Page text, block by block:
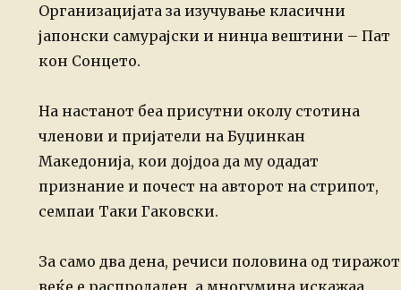
Организацијата за изучување класични
јапонски самурајски и нинџа вештини – Пат
кон Сонцето.
На настанот беа присутни околу стотина
членови и пријатели на Буџинкан
Македонија, кои дојдоа да му одадат
признание и почест на авторот на стрипот,
семпаи Таки Гаковски.
За само два дена, речиси половина од тиражот
веќе е распродаден, а многумина искажаа